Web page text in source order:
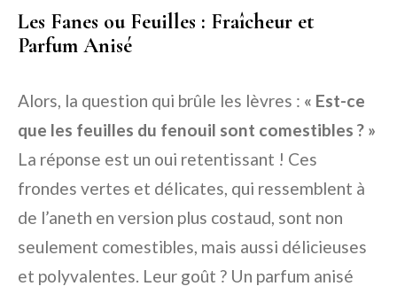
Les Fanes ou Feuilles : Fraîcheur et
Parfum Anisé
Alors, la question qui brûle les lèvres : « Est-ce
que les feuilles du fenouil sont comestibles ? »
La réponse est un oui retentissant ! Ces
frondes vertes et délicates, qui ressemblent à
de l’aneth en version plus costaud, sont non
seulement comestibles, mais aussi délicieuses
et polyvalentes. Leur goût ? Un parfum anisé